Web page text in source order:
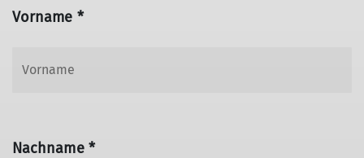
Vorname *
Nachname *